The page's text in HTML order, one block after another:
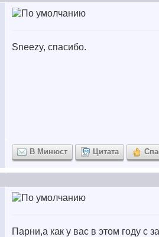
Sneezy, спасибо.
В Минюст Цитата
Парни,а как у вас в этом году с